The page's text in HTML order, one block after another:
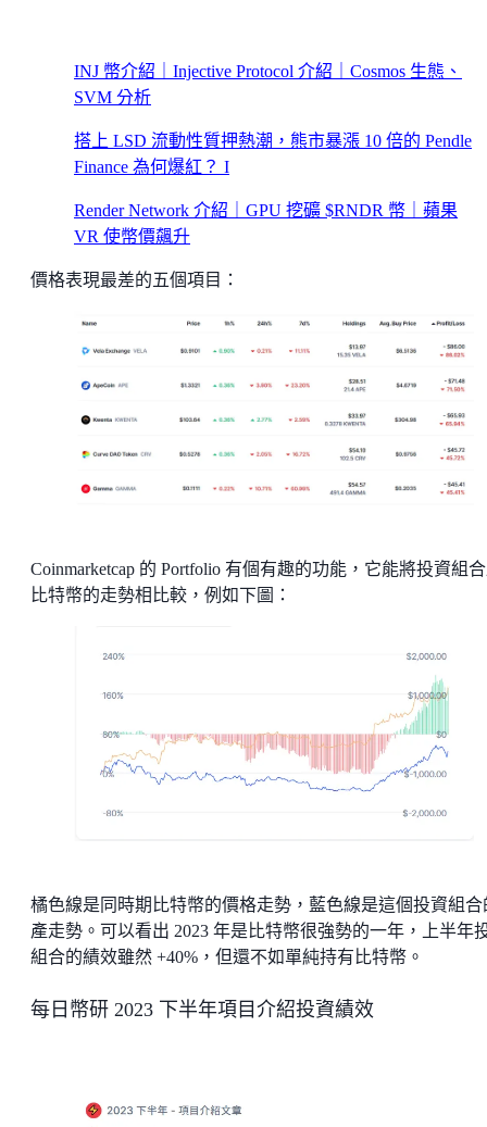
INJ 幣介紹｜Injective Protocol 介紹｜Cosmos 生態、
SVM 分析
搭上 LSD 流動性質押熱潮，熊市暴漲 10 倍的 Pendle
Finance 為何爆紅？ I
Render Network 介紹｜GPU 挖礦 $RNDR 幣｜蘋果
VR 使幣價飆升
價格表現最差的五個項目：
Coinmarketcap 的 Portfolio 有個有趣的功能，它能將投資組
比特幣的走勢相比較，例如下圖：
橘色線是同時期比特幣的價格走勢，藍色線是這個投資組合
產走勢。可以看出 2023 年是比特幣很強勢的一年，上半年
組合的績效雖然 +40%，但還不如單純持有比特幣。
每日幣研 2023 下半年項目介紹投資績效